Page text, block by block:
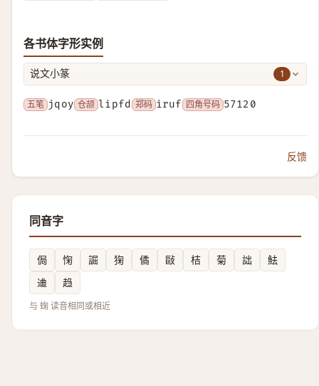
各书体字形实例
说文小篆 1
五笔 jqoy 仓颉 lipfd 郑码 iruf 四角号码 57120
反馈
同音字
侷 㥌 誳 㹼 僪 敺 桔 菊 詘
魼
䢗
趋
与 䗇 读音相同或相近